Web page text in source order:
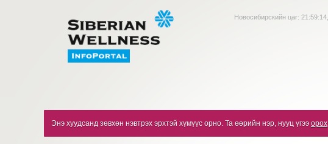
Новосибирскийн цаг: 21:59:14
Энэ хуудсанд зөвхөн нэвтрэх эрхтэй хүмүүс орно. Та өөрийн нэр, нууц үгээ орох